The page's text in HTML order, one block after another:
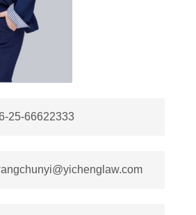
25-66622333